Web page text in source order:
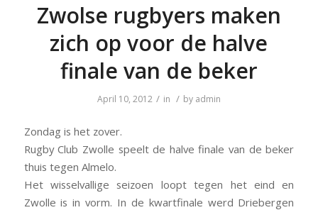
Zwolse rugbyers maken
zich op voor de halve
finale van de beker
April 10, 2012 / in / by admin
Zondag is het zover.
Rugby Club Zwolle speelt de halve finale van de beker
thuis tegen Almelo.
Het wisselvallige seizoen loopt tegen het eind en
Zwolle is in vorm. In de kwartfinale werd Driebergen